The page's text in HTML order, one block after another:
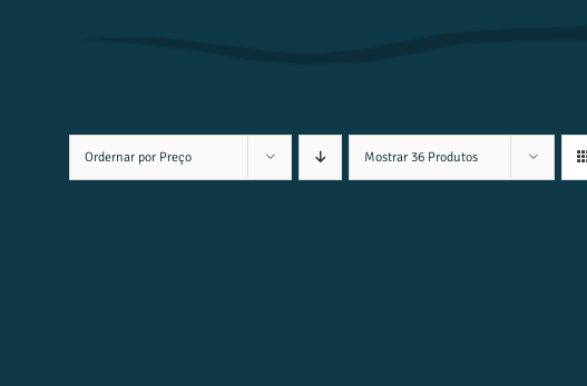
Ordernar por Preço Mostrar 36 Produtos